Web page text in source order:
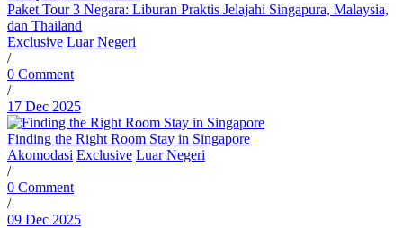
Paket Tour 3 Negara: Liburan Praktis Jelajahi Singapura, Malaysia,
dan Thailand
Exclusive Luar Negeri
/
0 Comment
/
17 Dec 2025
Finding the Right Room Stay in Singapore
Akomodasi Exclusive Luar Negeri
/
0 Comment
/
09 Dec 2025